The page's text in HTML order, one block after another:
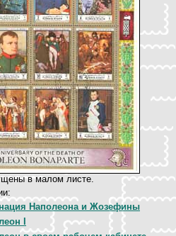
в малом листе.
Наполеона и Жозефины
I